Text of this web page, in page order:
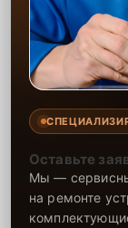
Оставьте
Мы —
на ремонте